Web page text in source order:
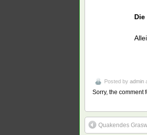
Posted by admin
Sorry, the comment
Quakendes